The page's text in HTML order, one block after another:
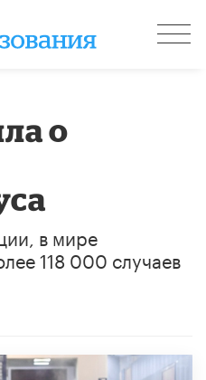
о
в мире
118 000 случаев